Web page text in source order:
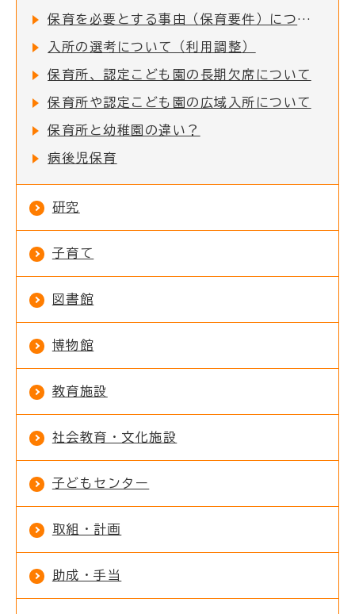
保育を必要とする事由（保育要件）について
入所の選考について（利用調整）
保育所、認定こども園の長期欠席について
保育所や認定こども園の広域入所について
保育所と幼稚園の違い？
病後児保育
研究
子育て
図書館
博物館
教育施設
社会教育・文化施設
子どもセンター
取組・計画
助成・手当